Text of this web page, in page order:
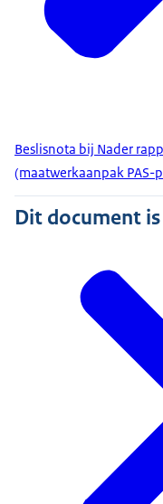
Beslisnota bij Nader
(maatwerkaanpak PAS-
Dit document